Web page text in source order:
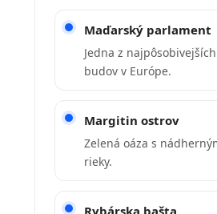
Maďarský parlament
Jedna z
budov v Európe.
Margitin ostrov
Zelená oáza s
rieky.
Rybárska bašta